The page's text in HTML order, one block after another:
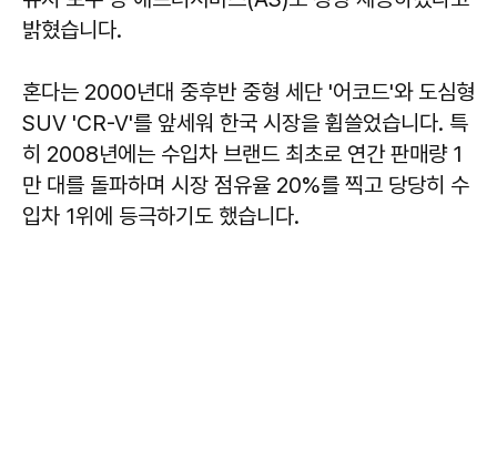
밝혔습니다.
혼다는 2000년대 중후반 중형 세단 '어코드'와 도심형
SUV 'CR-V'를 앞세워 한국 시장을 휩쓸었습니다. 특
히 2008년에는 수입차 브랜드 최초로 연간 판매량 1
만 대를 돌파하며 시장 점유율 20%를 찍고 당당히 수
입차 1위에 등극하기도 했습니다.